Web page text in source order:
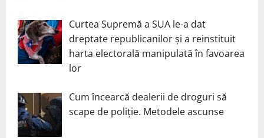
Curtea Supremă a SUA le-a dat
dreptate republicanilor și a reinstituit
harta electorală manipulată în favoarea
lor
Cum încearcă dealerii de droguri să
scape de poliție. Metodele ascunse